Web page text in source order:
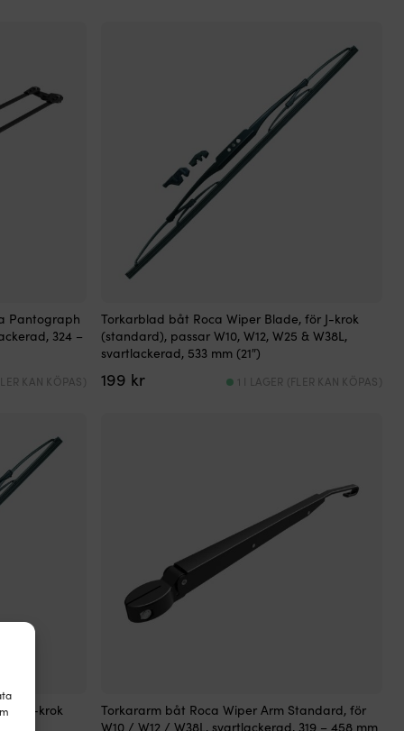
Pantograph
324 –
KAN KÖPAS)
Torkarblad båt Roca Wiper Blade, för J-krok
(standard), passar W10, W12, W25 & W38L,
svartlackerad, 533 mm (21″)
199 kr 1 I LAGER (FLER KAN KÖPAS)
för J-krok
Torkararm båt Roca Wiper Arm Standard, för
W10 / W12 / W38L, svartlackerad, 319 – 458 mm